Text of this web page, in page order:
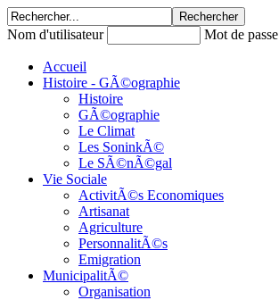
Nom d'utilisateur Mot de passe
Accueil
Histoire - GÃ©ographie
Histoire
GÃ©ographie
Le Climat
Les SoninkÃ©
Le SÃ©nÃ©gal
Vie Sociale
ActivitÃ©s Economiques
Artisanat
Agriculture
PersonnalitÃ©s
Emigration
MunicipalitÃ©
Organisation